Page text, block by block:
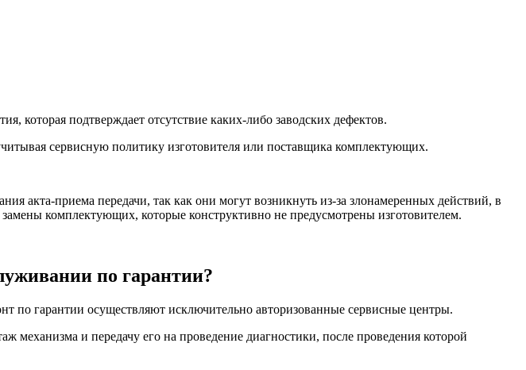
которая подтверждает отсутствие каких-либо заводских дефектов.
сервисную политику изготовителя или поставщика комплектующих.
акта-приема передачи, так как они могут возникнуть из-за злонамеренных действий, в
комплектующих, которые конструктивно не предусмотрены изготовителем.
по гарантии?
по гарантии осуществляют исключительно авторизованные сервисные центры.
механизма и передачу его на проведение диагностики, после проведения которой